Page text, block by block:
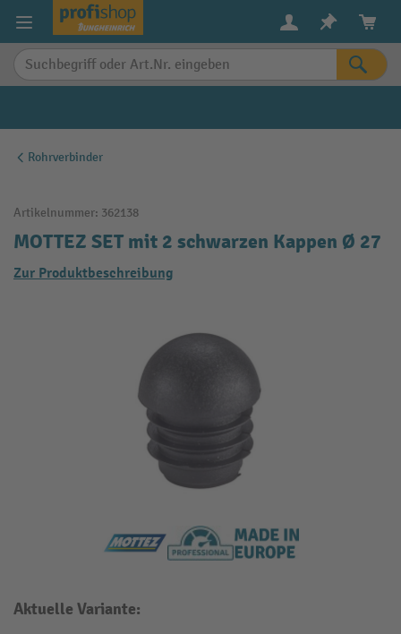
springen
Rohrverbinder
Artikelnummer: 362138
MOTTEZ SET mit 2 schwarzen Kappen Ø 27
Zur Produktbeschreibung
Aktuelle Variante: